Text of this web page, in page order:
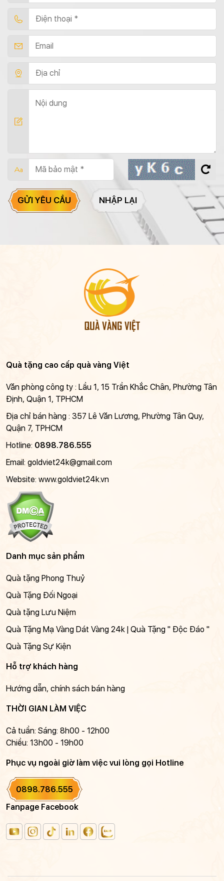
GỬI YÊU CẦU NHẬP LẠI
Quà tặng cao cấp quà vàng Việt
Văn phòng công ty : Lầu 1, 15 Trần Khắc Chân, Phường Tân
Định, Quận 1, TPHCM
Địa chỉ bán hàng : 357 Lê Văn Lương, Phường Tân Quy,
Quận 7, TPHCM
Hotline: 0898.786.555
Email: goldviet24k@gmail.com
Website: www.goldviet24k.vn
Danh mục sản phẩm
Quà tặng Phong Thuỷ
Quà Tặng Đối Ngoại
Quà tặng Lưu Niệm
Quà Tặng Mạ Vàng Dát Vàng 24k | Quà Tặng " Độc Đáo "
Quà Tặng Sự Kiện
Hỗ trợ khách hàng
Hướng dẫn, chính sách bán hàng
THỜI GIAN LÀM VIỆC
Cả tuần: Sáng: 8h00 - 12h00
Chiều: 13h00 - 19h00
Phục vụ ngoài giờ làm việc vui lòng gọi Hotline
0898.786.555
Fanpage Facebook